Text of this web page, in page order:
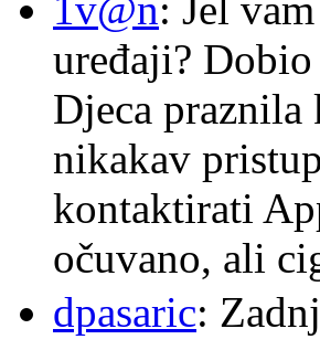
1v@n: Jel
uređaji?
Djeca
nikakav
kontaktirati
očuvano, ali
dpasaric: